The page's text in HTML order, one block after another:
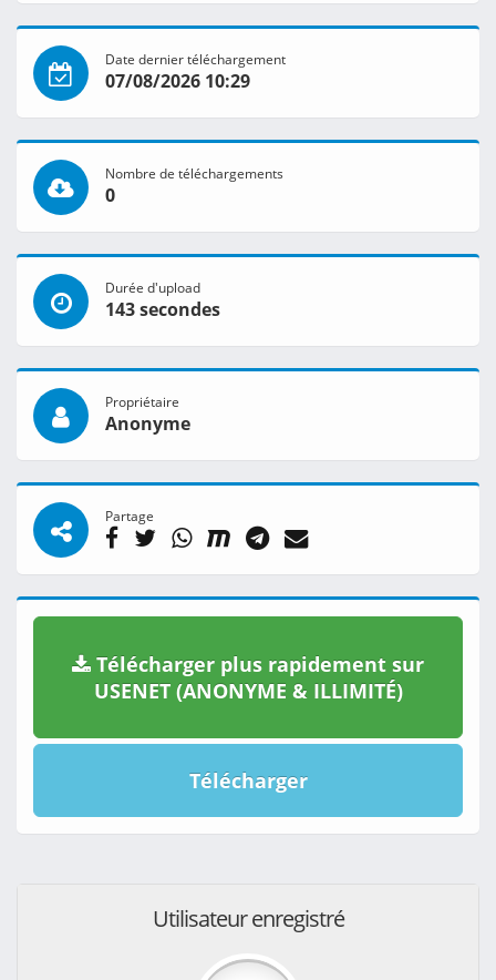
Date dernier téléchargement
07/08/2026 10:29
Nombre de téléchargements
0
Durée d'upload
143 secondes
Propriétaire
Anonyme
Partage
Télécharger plus rapidement sur
USENET (ANONYME & ILLIMITÉ)
Télécharger
Utilisateur enregistré